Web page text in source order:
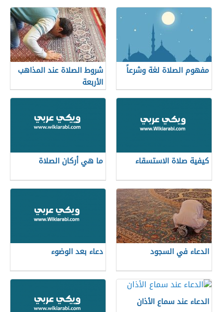
مفهوم الصلاة لغة وشرعاً
شروط الصلاة عند المذاهب
الأربعة
كيفية صلاة الاستسقاء ما هي أركان الصلاة
الدعاء في السجود دعاء بعد الوضوء
الدعاء عند سماع الأذان